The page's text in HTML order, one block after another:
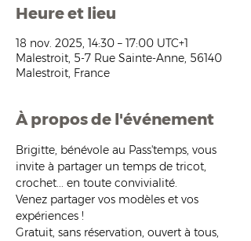
Heure et lieu
18 nov. 2025, 14:30 – 17:00 UTC+1
Malestroit, 5-7 Rue Sainte-Anne, 56140
Malestroit, France
À propos de l'événement
Brigitte, bénévole au Pass'temps, vous
invite à partager un temps de tricot,
crochet... en toute convivialité.
Venez partager vos modèles et vos
expériences !
Gratuit, sans réservation, ouvert à tous,